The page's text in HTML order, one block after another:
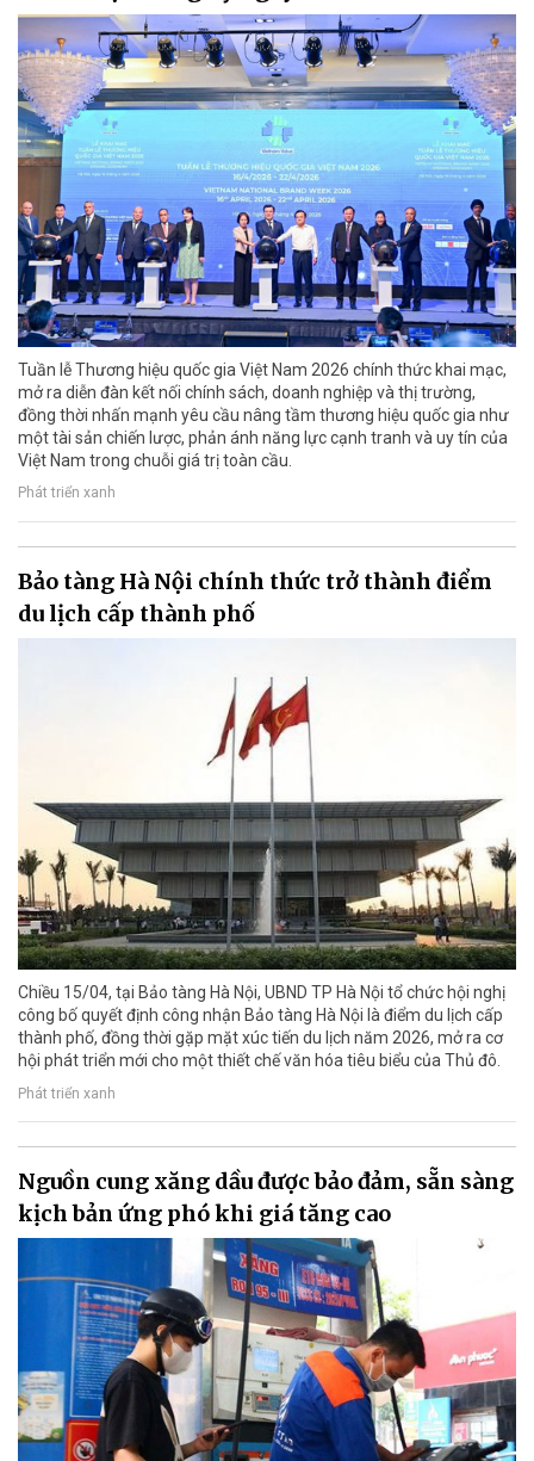
Tuần lễ Thương hiệu quốc gia Việt Nam 2026 chính thức khai mạc,
mở ra diễn đàn kết nối chính sách, doanh nghiệp và thị trường,
đồng thời nhấn mạnh yêu cầu nâng tầm thương hiệu quốc gia như
một tài sản chiến lược, phản ánh năng lực cạnh tranh và uy tín của
Việt Nam trong chuỗi giá trị toàn cầu.
Phát triển xanh
Bảo tàng Hà Nội chính thức trở thành điểm
du lịch cấp thành phố
Chiều 15/04, tại Bảo tàng Hà Nội, UBND TP Hà Nội tổ chức hội nghị
công bố quyết định công nhận Bảo tàng Hà Nội là điểm du lịch cấp
thành phố, đồng thời gặp mặt xúc tiến du lịch năm 2026, mở ra cơ
hội phát triển mới cho một thiết chế văn hóa tiêu biểu của Thủ đô.
Phát triển xanh
Nguồn cung xăng dầu được bảo đảm, sẵn sàng
kịch bản ứng phó khi giá tăng cao